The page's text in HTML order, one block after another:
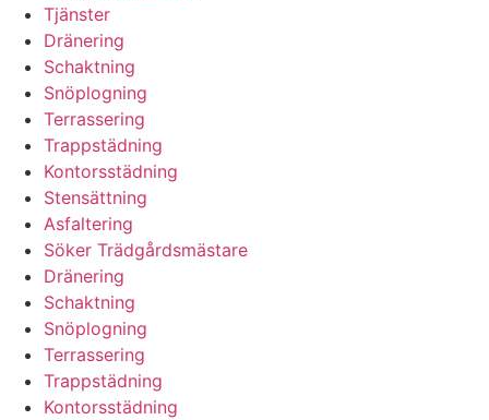
Tjänster
Dränering
Schaktning
Snöplogning
Terrassering
Trappstädning
Kontorsstädning
Stensättning
Asfaltering
Söker Trädgårdsmästare
Dränering
Schaktning
Snöplogning
Terrassering
Trappstädning
Kontorsstädning